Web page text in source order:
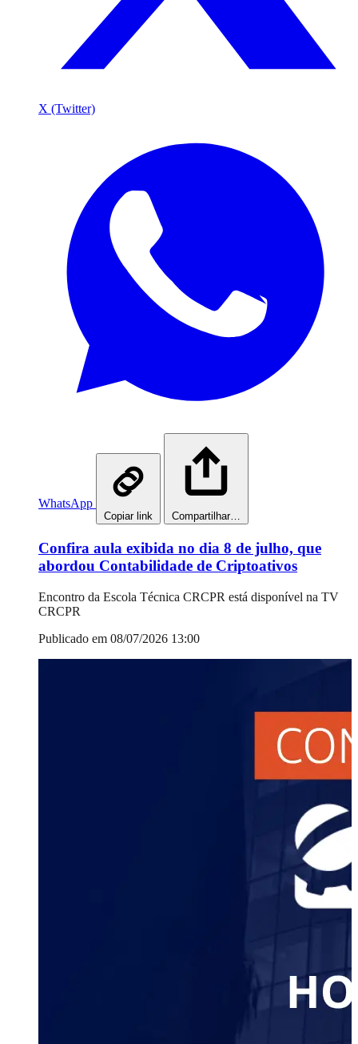
X (Twitter)
WhatsApp
Copiar link Compartilhar…
Confira aula exibida no dia 8 de julho, que
abordou Contabilidade de Criptoativos
Encontro da Escola Técnica CRCPR está disponível na TV
CRCPR
Publicado em 08/07/2026 13:00